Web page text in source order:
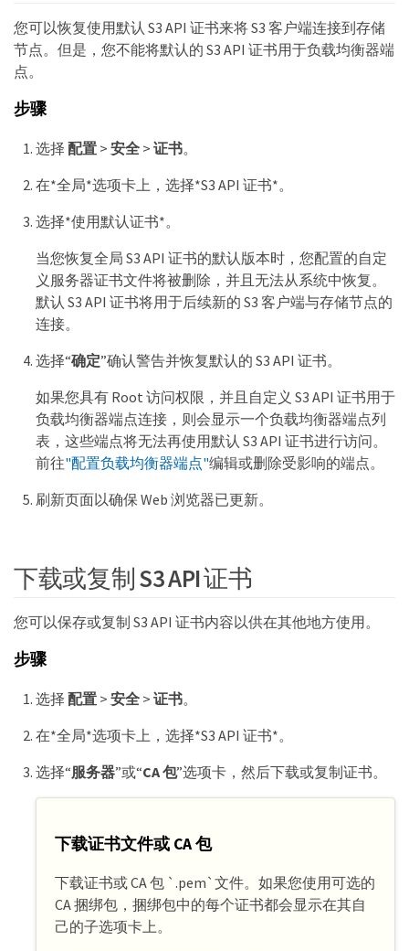
您可以恢复使用默认 S3 API 证书来将 S3 客户端连接到存储
节点。但是，您不能将默认的 S3 API 证书用于负载均衡器端
点。
步骤
选择 配置> 安全> 证书。
在*全局*选项卡上，选择*S3 API 证书*。
选择*使用默认证书*。
当您恢复全局 S3 API 证书的默认版本时，您配置的自定
义服务器证书文件将被删除，并且无法从系统中恢复。
默认 S3 API 证书将用于后续新的 S3 客户端与存储节点的
连接。
选择“确定”确认警告并恢复默认的 S3 API 证书。
如果您具有 Root 访问权限，并且自定义 S3 API 证书用于
负载均衡器端点连接，则会显示一个负载均衡器端点列
表，这些端点将无法再使用默认 S3 API 证书进行访问。
前往"配置负载均衡器端点"编辑或删除受影响的端点。
刷新页面以确保 Web 浏览器已更新。
下载或复制 S3 API 证书
您可以保存或复制 S3 API 证书内容以供在其他地方使用。
步骤
选择 配置> 安全> 证书。
在*全局*选项卡上，选择*S3 API 证书*。
选择“服务器”或“CA 包”选项卡，然后下载或复制证书。
下载证书文件或 CA 包
下载证书或 CA 包 `.pem`文件。如果您使用可选的
CA 捆绑包，捆绑包中的每个证书都会显示在其自
己的子选项卡上。